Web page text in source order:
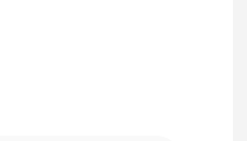
、涂料、电子元气件、金属材
蚀试验。